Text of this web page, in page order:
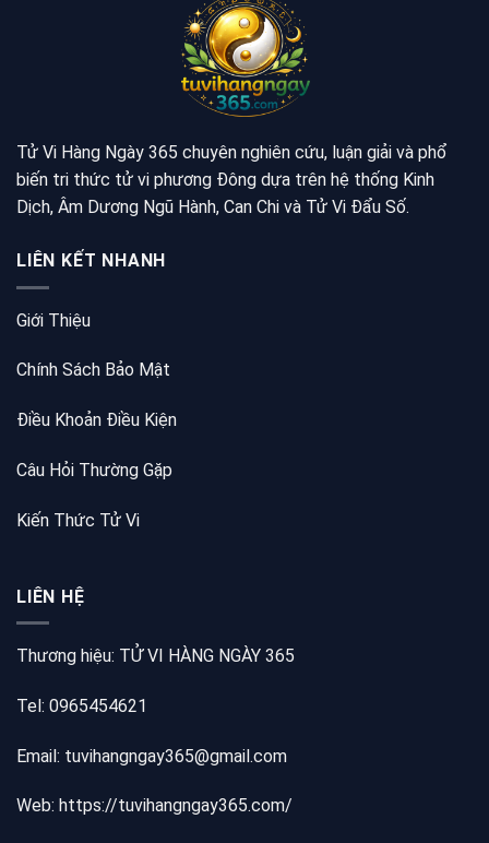
Tử Vi Hàng Ngày 365 chuyên nghiên cứu, luận giải và phổ
biến tri thức tử vi phương Đông dựa trên hệ thống Kinh
Dịch, Âm Dương Ngũ Hành, Can Chi và Tử Vi Đẩu Số.
LIÊN KẾT NHANH
Giới Thiệu
Chính Sách Bảo Mật
Điều Khoản Điều Kiện
Câu Hỏi Thường Gặp
Kiến Thức Tử Vi
LIÊN HỆ
Thương hiệu: TỬ VI HÀNG NGÀY 365
Tel: 0965454621
Email: tuvihangngay365@gmail.com
Web: https://tuvihangngay365.com/